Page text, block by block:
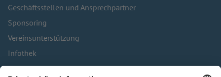
Geschäftsstellen und Ansprechpartner
Sponsoring
Vereinsunterstützung
Infothek
Kontakt